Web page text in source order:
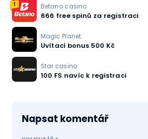
1 Betano casino
666 free spinů za registraci
Magic Planet
Uvítací bonus 500 Kč
Star casino
100 FS navíc k registraci
Napsat komentář